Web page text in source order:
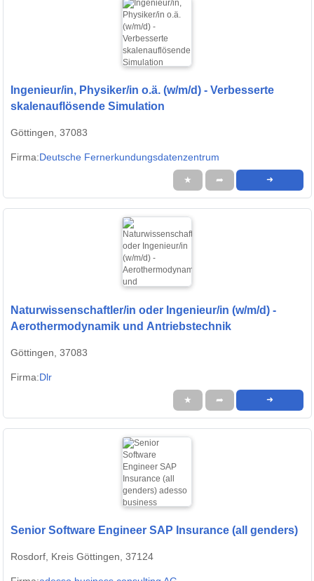
Ingenieur/in, Physiker/in o.ä. (w/m/d) - Verbesserte
skalenauflösende Simulation
Göttingen, 37083
Firma:Deutsche Fernerkundungsdatenzentrum
★ ➦ ➜
Naturwissenschaftler/in oder Ingenieur/in (w/m/d) -
Aerothermodynamik und Antriebstechnik
Göttingen, 37083
Firma:Dlr
★ ➦ ➜
Senior Software Engineer SAP Insurance (all genders)
Rosdorf, Kreis Göttingen, 37124